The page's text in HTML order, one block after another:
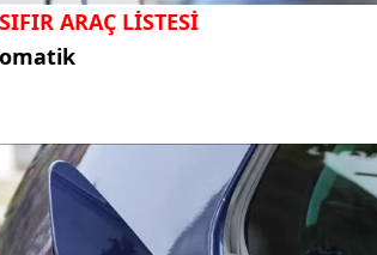
ARAÇ LİSTESİ